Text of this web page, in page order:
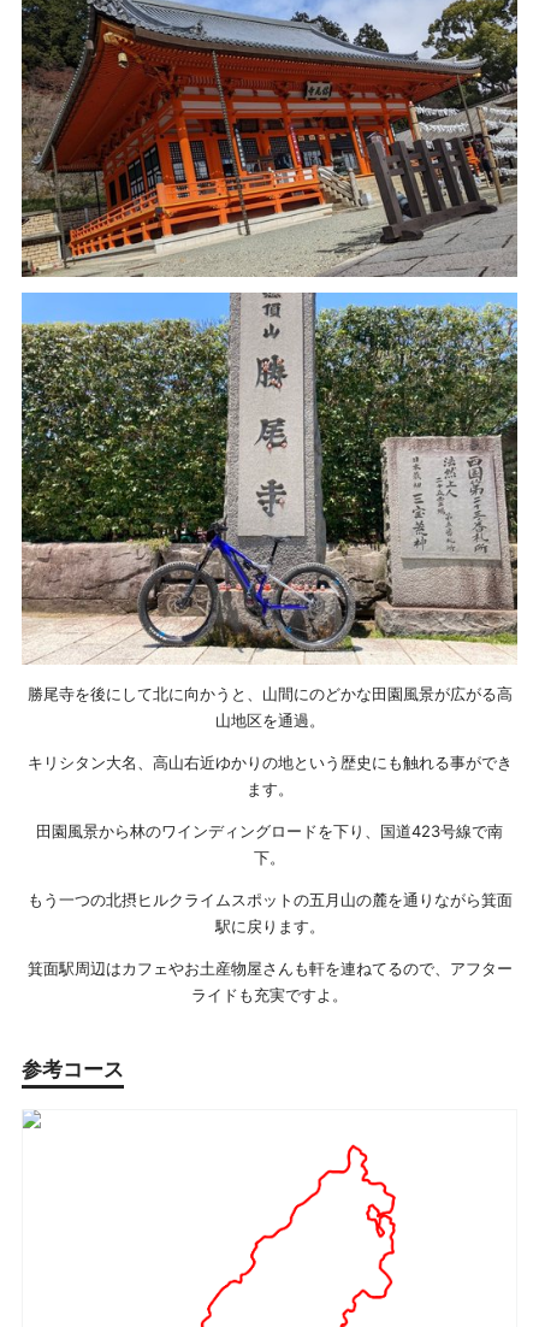
勝尾寺を後にして北に向かうと、山間にのどかな田園風景が広がる高
山地区を通過。
キリシタン大名、高山右近ゆかりの地という歴史にも触れる事ができ
ます。
田園風景から林のワインディングロードを下り、国道423号線で南
下。
もう一つの北摂ヒルクライムスポットの五月山の麓を通りながら箕面
駅に戻ります。
箕面駅周辺はカフェやお土産物屋さんも軒を連ねてるので、アフター
ライドも充実ですよ。
参考コース